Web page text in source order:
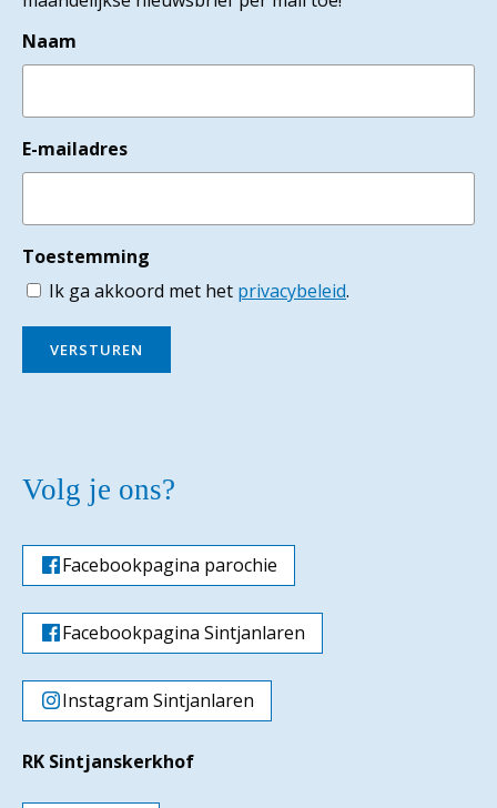
Naam
E-mailadres
Toestemming
Ik ga akkoord met het privacybeleid.
VERSTUREN
Volg je ons?
Facebookpagina parochie
Facebookpagina Sintjanlaren
Instagram Sintjanlaren
RK Sintjanskerkhof